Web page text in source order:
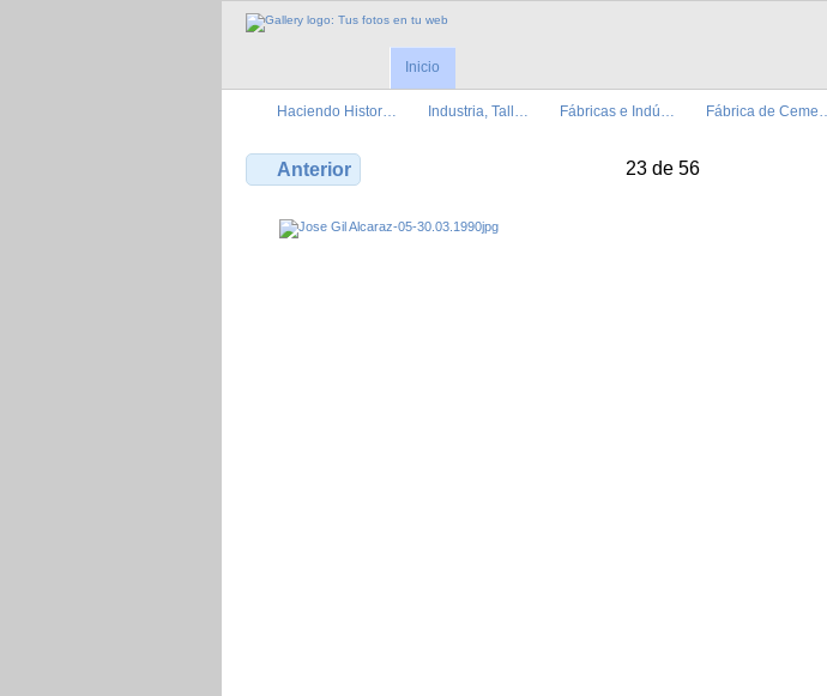
Inicio
Haciendo Histor… Industria, Tall… Fábricas e Indú… Fábrica de Ceme…
Anterior 23 de 56